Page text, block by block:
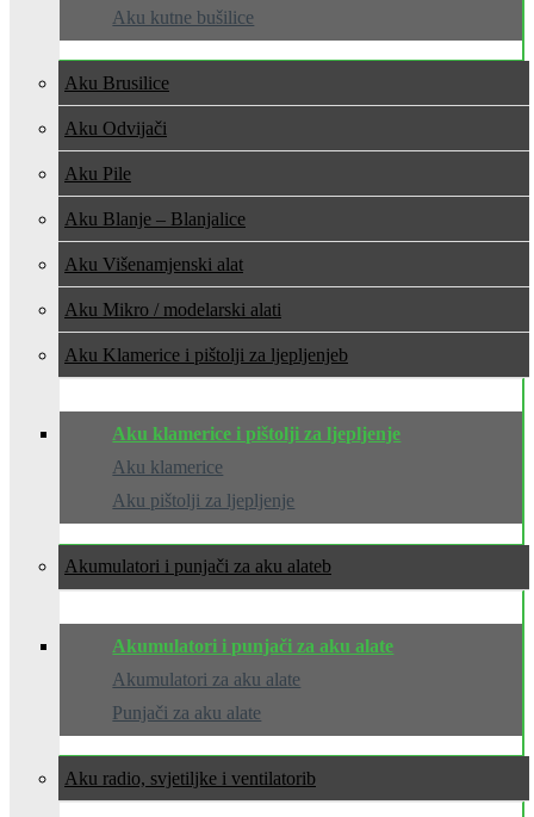
Aku kutne bušilice
Aku Brusilice
Aku Odvijači
Aku Pile
Aku Blanje – Blanjalice
Aku Višenamjenski alat
Aku Mikro / modelarski alati
Aku Klamerice i pištolji za ljepljenje
Aku klamerice i pištolji za ljepljenje
Aku klamerice
Aku pištolji za ljepljenje
Akumulatori i punjači za aku alate
Akumulatori i punjači za aku alate
Akumulatori za aku alate
Punjači za aku alate
Aku radio, svjetiljke i ventilatori